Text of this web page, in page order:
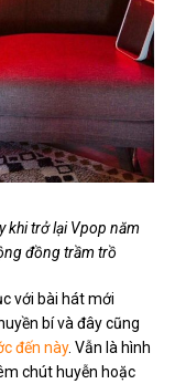
khi trở lại Vpop năm
đồng trầm trồ
với bài hát mới
bí và đây cũng
đến này. Vẫn là hình
chút huyễn hoặc